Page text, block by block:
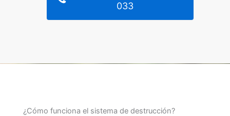
033
¿Cómo funciona el sistema de destrucción?